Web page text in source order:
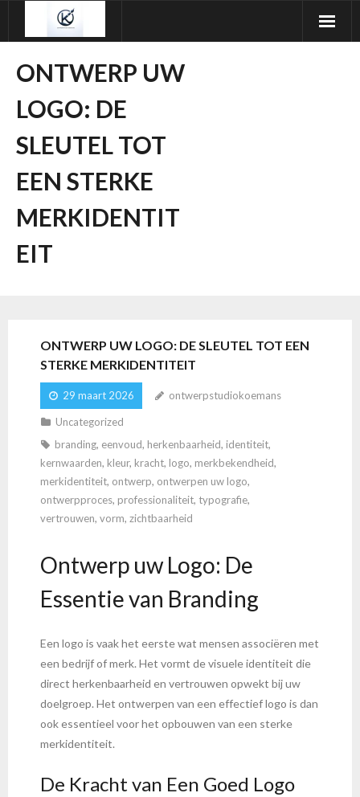
inhoudONTWERP UW
LOGO: DE
SLEUTEL TOT
EEN STERKE
MERKIDENTIT
EIT
ONTWERP UW LOGO: DE SLEUTEL TOT EEN
STERKE MERKIDENTITEIT
29 maart 2026 ontwerpstudiokoemans
Uncategorized
branding, eenvoud, herkenbaarheid, identiteit,
kernwaarden, kleur, kracht, logo, merkbekendheid,
merkidentiteit, ontwerp, ontwerpen uw logo,
ontwerpproces, professionaliteit, typografie,
vertrouwen, vorm, zichtbaarheid
Ontwerp uw Logo: De
Essentie van Branding
Een logo is vaak het eerste wat mensen associëren met
een bedrijf of merk. Het vormt de visuele identiteit die
direct herkenbaarheid en vertrouwen opwekt bij uw
doelgroep. Het ontwerpen van een effectief logo is dan
ook essentieel voor het opbouwen van een sterke
merkidentiteit.
De Kracht van Een Goed Logo